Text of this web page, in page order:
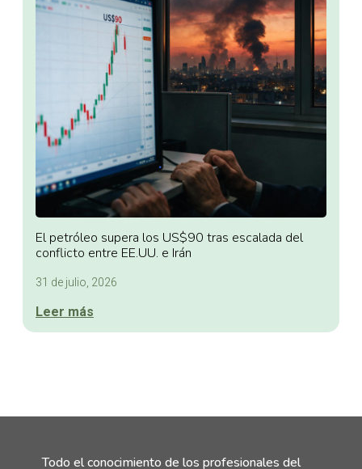
El petróleo supera los US$90 tras escalada del
conflicto entre EE.UU. e Irán
31 de julio, 2026
Leer más
Todo el conocimiento de los profesionales del